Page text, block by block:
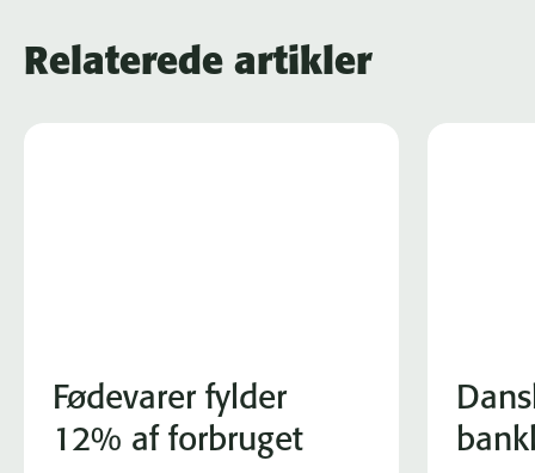
Relaterede artikler
Fødevarer fylder
12% af forbruget